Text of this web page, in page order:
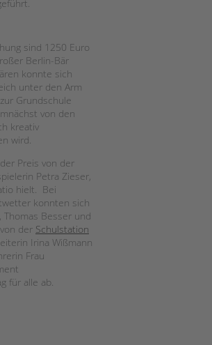
sind 1250 Euro
Berlin-Bär
konnte sich
unter den Arm
Grundschule
von den
kreativ
wird.
Preis von der
Petra Zieser,
hielt. Bei
konnten sich
Besser und
der Schulstation
Irina Wißmann
Frau
für alle ab.